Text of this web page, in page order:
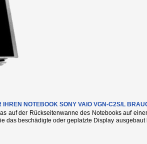
NOTEBOOK SONY VAIO VGN-C2S/L
auf der Rückseitenwanne des Notebooks auf
das beschädigte oder geplatzte Display